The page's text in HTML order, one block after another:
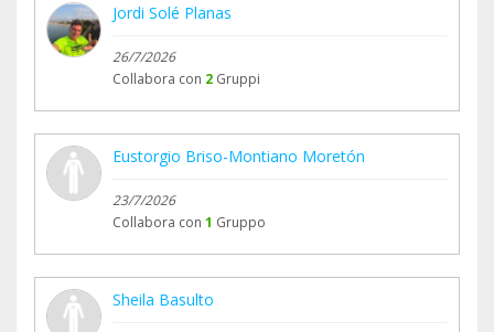
Jordi Solé Planas
26/7/2026
Collabora con 2 Gruppi
Eustorgio Briso-Montiano Moretón
23/7/2026
Collabora con 1 Gruppo
Sheila Basulto